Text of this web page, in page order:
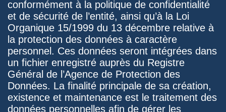
conformément à la politique de confidentialité
et de sécurité de l’entité, ainsi qu’à la Loi
Organique 15/1999 du 13 décembre relative à
la protection des données à caractère
personnel. Ces données seront intégrées dans
un fichier enregistré auprès du Registre
Général de l’Agence de Protection des
Données. La finalité principale de sa création,
existence et maintenance est le traitement des
données personnelles afin de gérer les